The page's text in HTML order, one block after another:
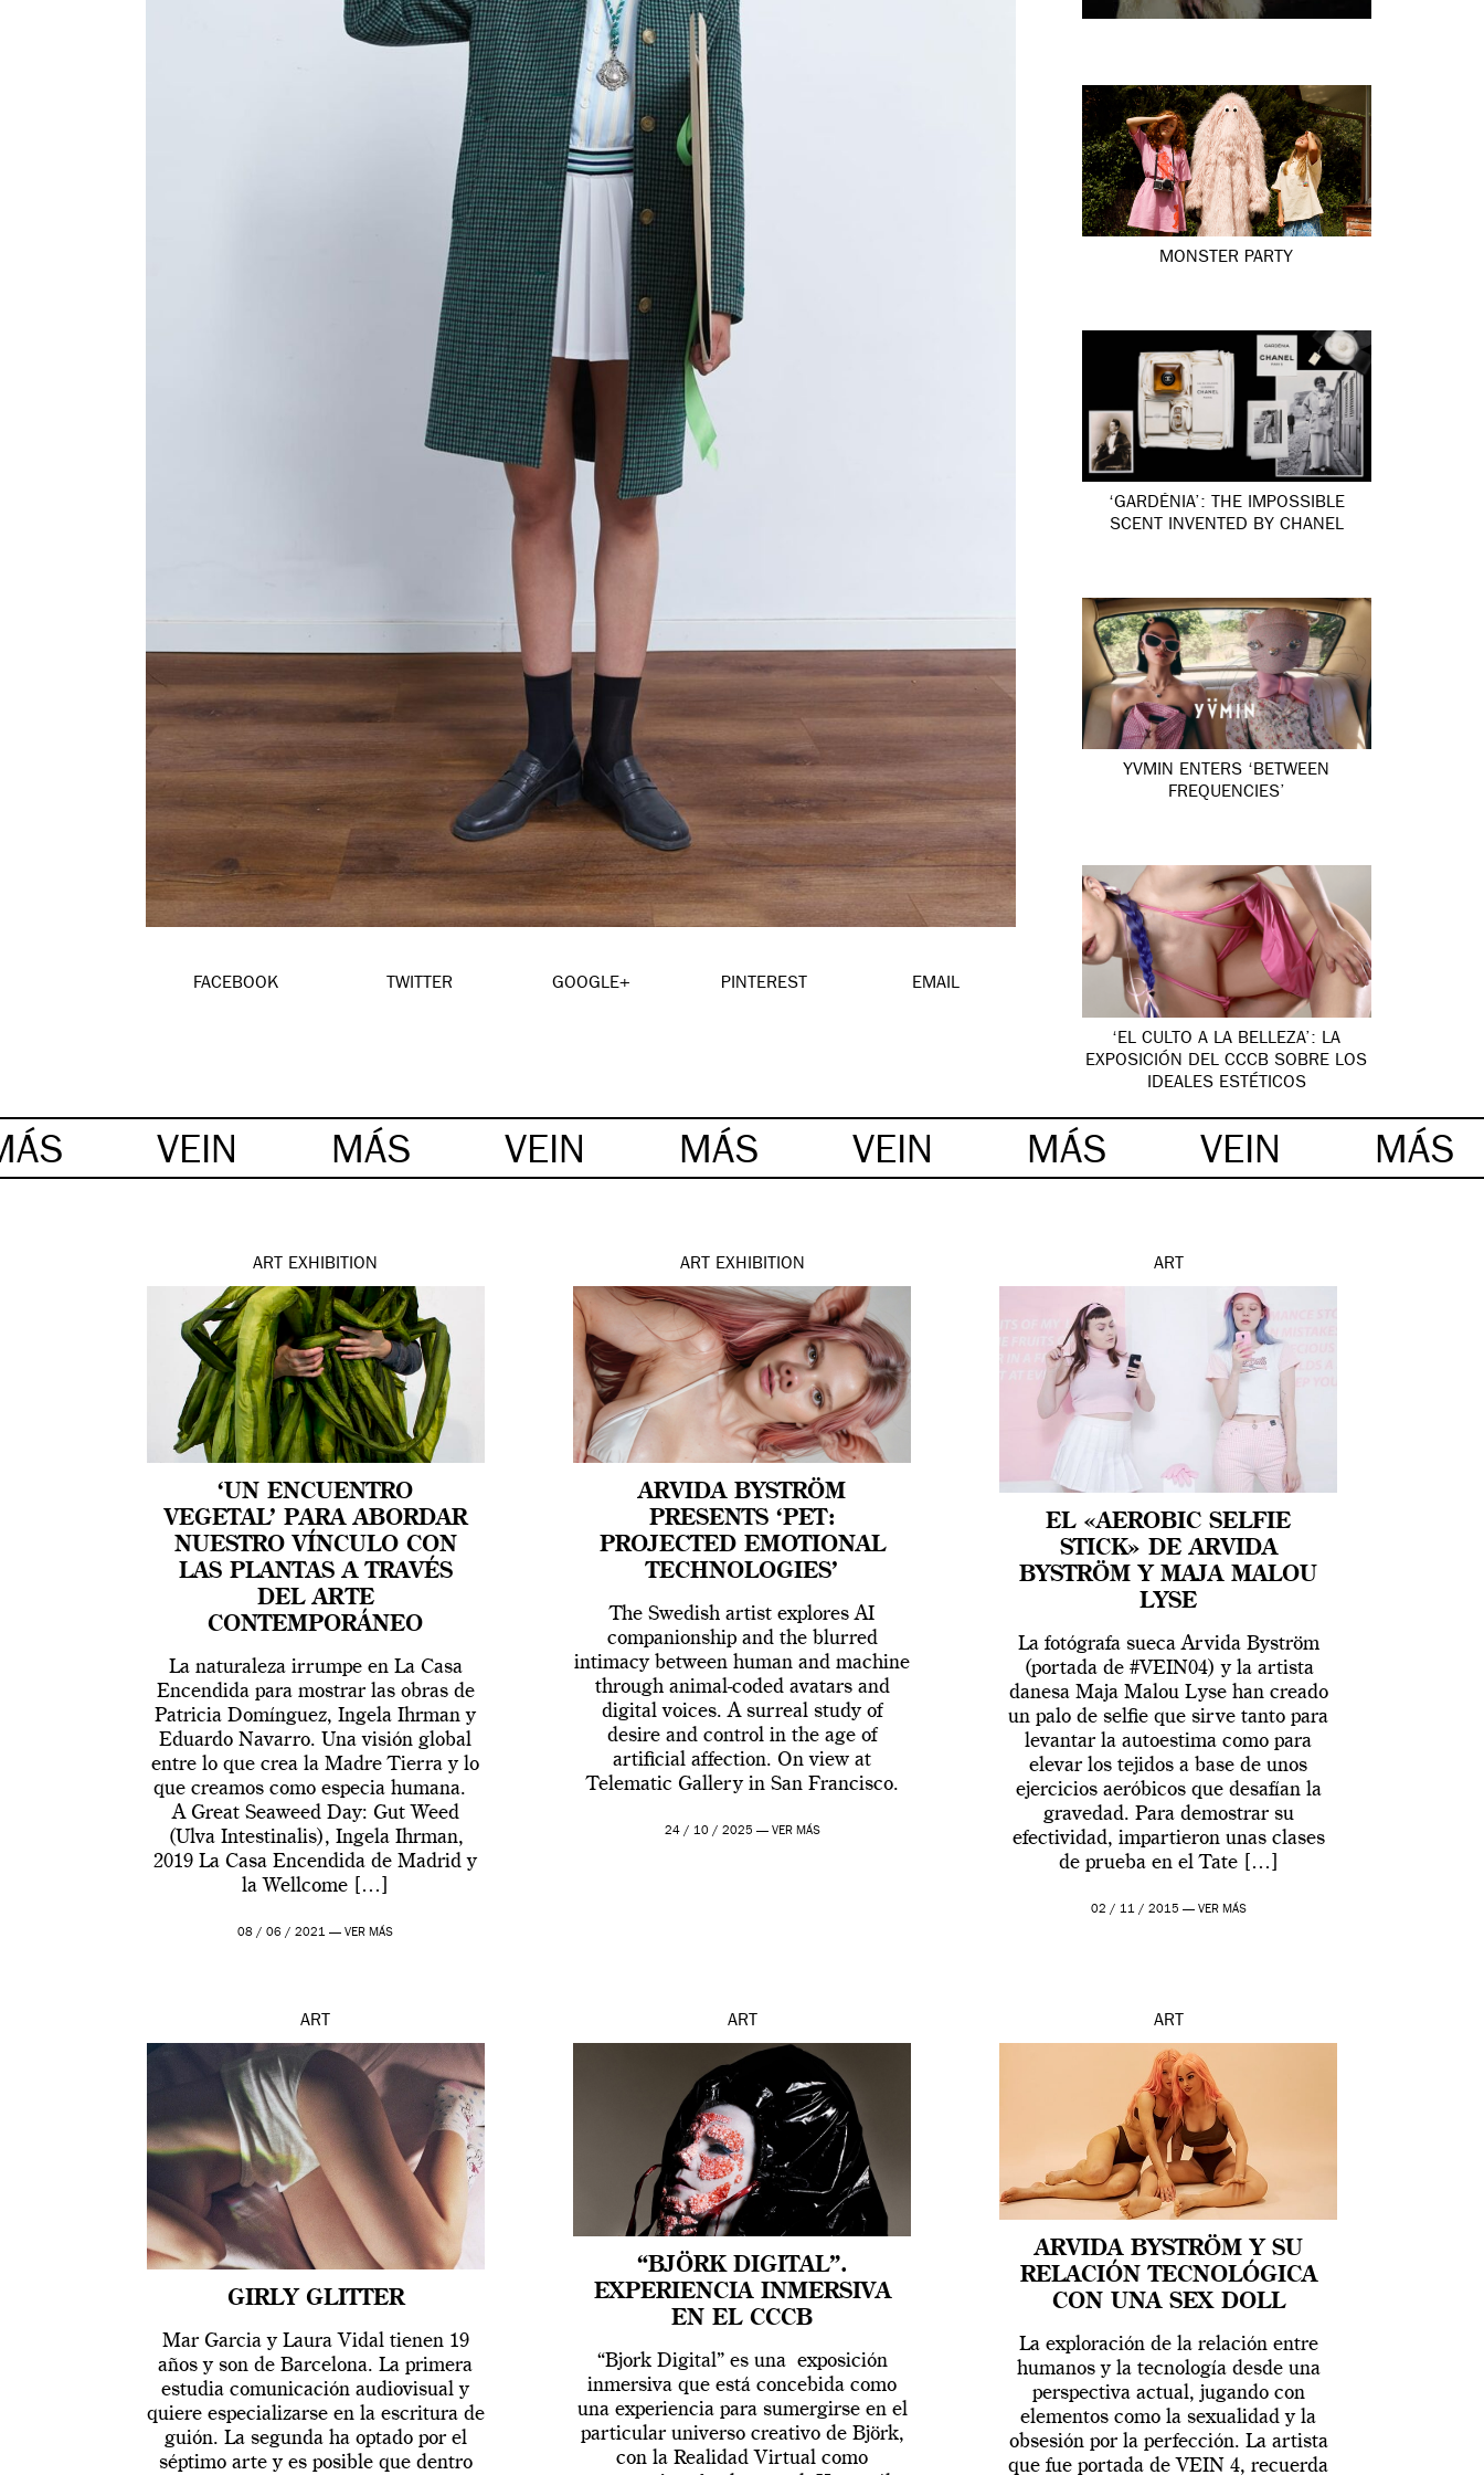
FACEBOOK TWITTER GOOGLE+ PINTEREST EMAIL
MONSTER PARTY
‘GARDÉNIA’: THE IMPOSSIBLE
SCENT INVENTED BY CHANEL
YVMIN ENTERS ‘BETWEEN
FREQUENCIES’
‘EL CULTO A LA BELLEZA’: LA
EXPOSICIÓN DEL CCCB SOBRE LOS
IDEALES ESTÉTICOS
VEIN MÁS VEIN MÁS VEIN MÁS VEIN MÁS
ART EXHIBITION
‘UN ENCUENTRO
VEGETAL’ PARA ABORDAR
NUESTRO VÍNCULO CON
LAS PLANTAS A TRAVÉS
DEL ARTE
CONTEMPORÁNEO
La naturaleza irrumpe en La Casa
Encendida para mostrar las obras de
Patricia Domínguez, Ingela Ihrman y
Eduardo Navarro. Una visión global
entre lo que crea la Madre Tierra y lo
que creamos como especia humana.
A Great Seaweed Day: Gut Weed
(Ulva Intestinalis), Ingela Ihrman,
2019 La Casa Encendida de Madrid y
la Wellcome […]
08 / 06 / 2021 —VER MÁS
ART EXHIBITION
ARVIDA BYSTRÖM
PRESENTS ‘PET:
PROJECTED EMOTIONAL
TECHNOLOGIES’
The Swedish artist explores AI
companionship and the blurred
intimacy between human and machine
through animal-coded avatars and
digital voices. A surreal study of
desire and control in the age of
artificial affection. On view at
Telematic Gallery in San Francisco.
24 / 10 / 2025 — VER MÁS
ART
EL «AEROBIC SELFIE
STICK» DE ARVIDA
BYSTRÖM Y MAJA MALOU
LYSE
La fotógrafa sueca Arvida Byström
(portada de #VEIN04) y la artista
danesa Maja Malou Lyse han creado
un palo de selfie que sirve tanto para
levantar la autoestima como para
elevar los tejidos a base de unos
ejercicios aeróbicos que desafían la
gravedad. Para demostrar su
efectividad, impartieron unas clases
de prueba en el Tate […]
02 / 11 / 2015 — VER MÁS
ART
GIRLY GLITTER
Mar Garcia y Laura Vidal tienen 19
años y son de Barcelona. La primera
estudia comunicación audiovisual y
quiere especializarse en la escritura de
guión. La segunda ha optado por el
séptimo arte y es posible que dentro
ART
“BJÖRK DIGITAL”.
EXPERIENCIA INMERSIVA
EN EL CCCB
“Bjork Digital” es una exposición
inmersiva que está concebida como
una experiencia para sumergirse en el
particular universo creativo de Björk,
con la Realidad Virtual como
ART
ARVIDA BYSTRÖM Y SU
RELACIÓN TECNOLÓGICA
CON UNA SEX DOLL
La exploración de la relación entre
humanos y la tecnología desde una
perspectiva actual, jugando con
elementos como la sexualidad y la
obsesión por la perfección. La artista
que fue portada de VEIN 4, recuerda